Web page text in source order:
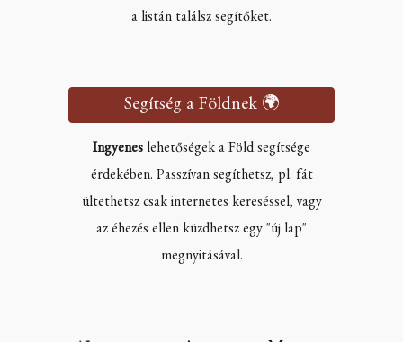
a listán találsz segítőket.
Segítség a Földnek 🌍
Ingyenes lehetőségek a Föld segítsége
érdekében. Passzívan segíthetsz, pl. fát
ültethetsz csak internetes kereséssel, vagy
az éhezés ellen küzdhetsz egy "új lap"
megnyitásával.